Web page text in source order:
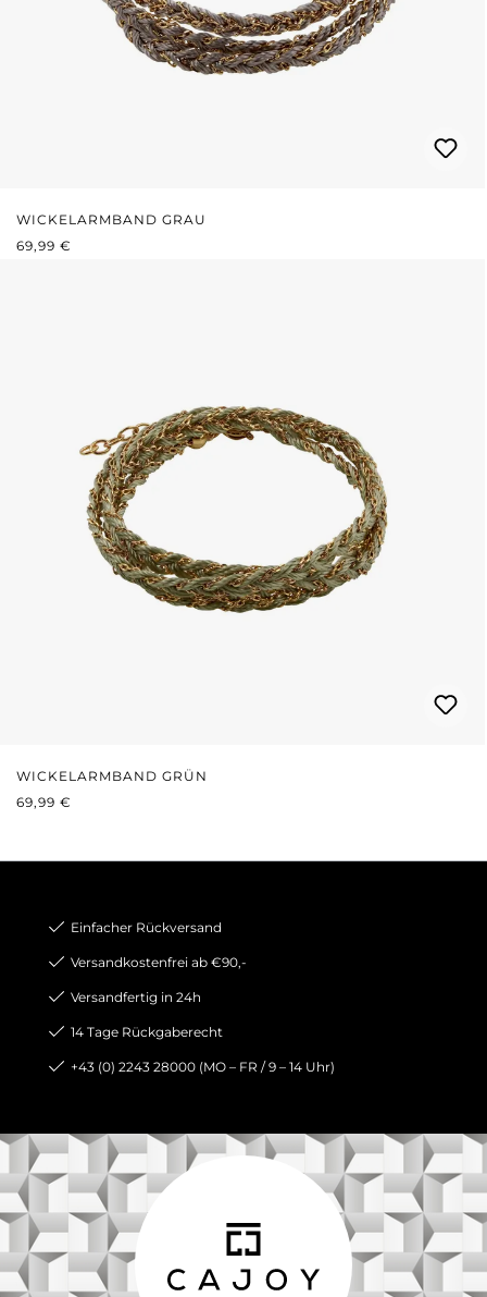
WICKELARMBAND GRAU
REGULÄRER PREIS:
69,99 €
WICKELARMBAND GRÜN
REGULÄRER PREIS:
69,99 €
Einfacher Rückversand
Versandkostenfrei ab €90,-
Versandfertig in 24h
14 Tage Rückgaberecht
+43 (0) 2243 28000 (MO – FR / 9 – 14 Uhr)